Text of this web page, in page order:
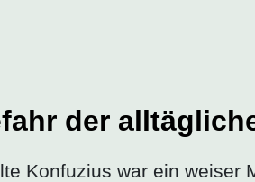
der
Konfuzius war ein weiser